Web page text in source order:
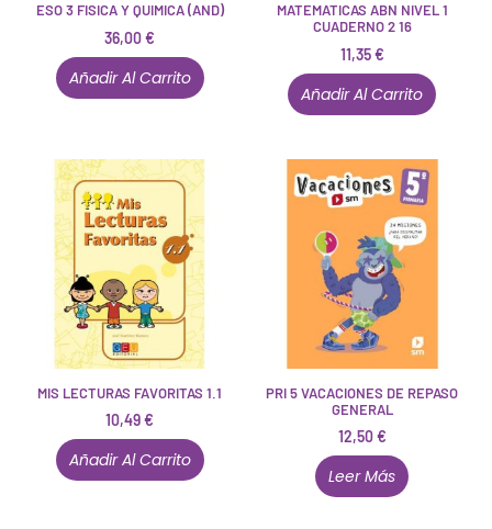
ESO 3 FISICA Y QUIMICA (AND)
36,00€
Añadir Al Carrito
MATEMATICAS ABN NIVEL 1
CUADERNO 2 16
11,35€
Añadir Al Carrito
MIS LECTURAS FAVORITAS 1.1
10,49€
Añadir Al Carrito
PRI 5 VACACIONES DE REPASO
GENERAL
12,50€
Leer Más